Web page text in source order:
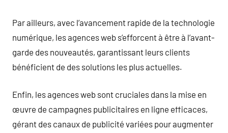
Par ailleurs, avec l’avancement rapide de la technologie
numérique, les agences web s’efforcent à être à l’avant-
garde des nouveautés, garantissant leurs clients
bénéficient de des solutions les plus actuelles.
Enfin, les agences web sont cruciales dans la mise en
œuvre de campagnes publicitaires en ligne efficaces,
gérant des canaux de publicité variées pour augmenter